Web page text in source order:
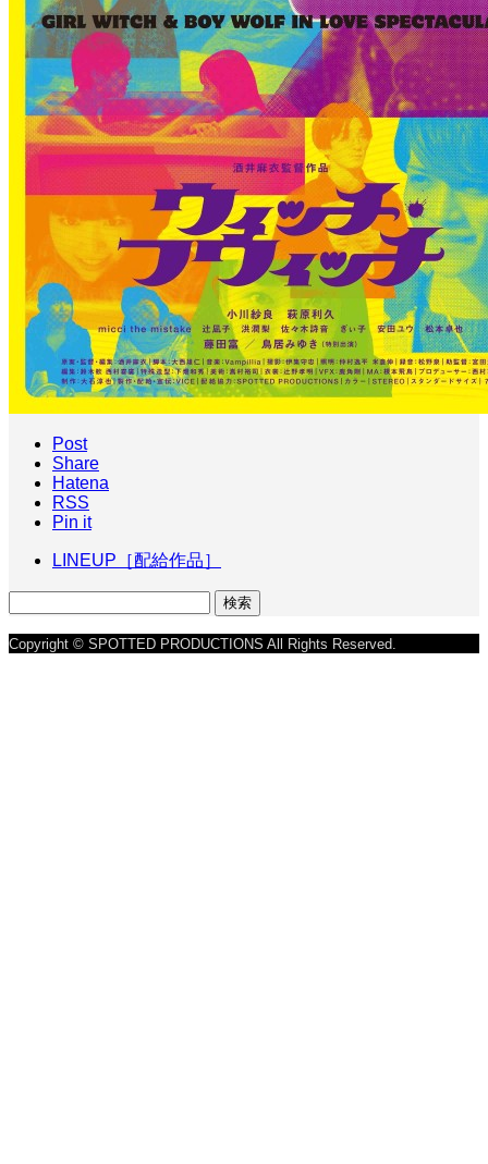
Post
Share
Hatena
RSS
Pin it
LINEUP［配給作品］
Copyright © SPOTTED PRODUCTIONS All Rights Reserved.